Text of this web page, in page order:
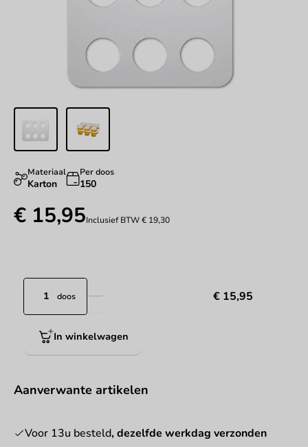
Materiaal
Karton
Per doos
150
€ 15,95Inclusief BTW€ 19,30
doos € 15,95
In winkelwagen
Aanverwante artikelen
Voor 13u besteld, dezelfde werkdag verzonden